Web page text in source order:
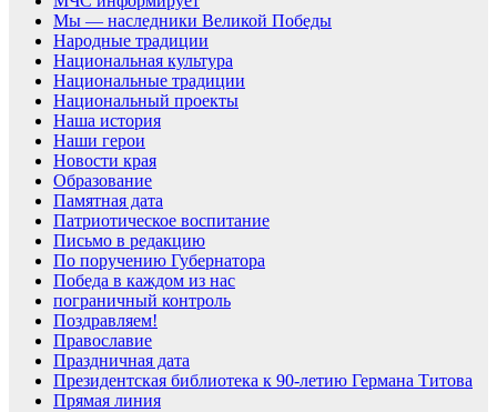
Мы — наследники Великой Победы
Народные традиции
Национальная культура
Национальные традиции
Национальный проекты
Наша история
Наши герои
Новости края
Образование
Памятная дата
Патриотическое воспитание
Письмо в редакцию
По поручению Губернатора
Победа в каждом из нас
пограничный контроль
Поздравляем!
Православие
Праздничная дата
Президентская библиотека к 90-летию Германа Титова
Прямая линия